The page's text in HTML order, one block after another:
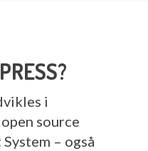
i
source
– også